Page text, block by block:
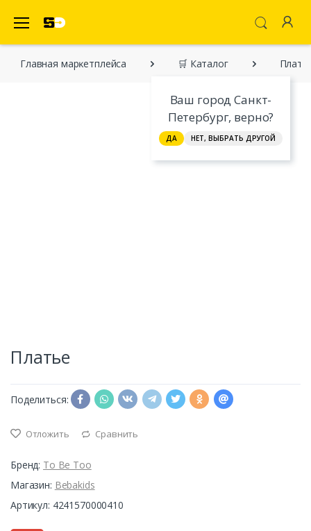
Ваш город Санкт-
Петербург, верно?
ДА НЕТ, ВЫБРАТЬ ДРУГОЙ
Главная марĸетплейса 🛒 Каталог
Платье
Поделиться:
Отложить Сравнить
Бренд: To Be Too
Магазин: Bebakids
Артикул: 4241570000410